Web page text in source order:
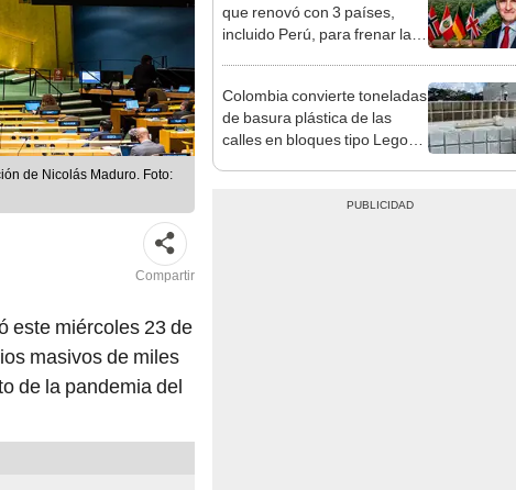
de Nicolás Maduro. Foto:
Compartir
este miércoles 23 de
masivos de miles
de la pandemia del
que renovó con 3 países,
incluido Perú, para frenar la
Colombia convierte toneladas
de basura plástica de las
calles en bloques tipo Lego